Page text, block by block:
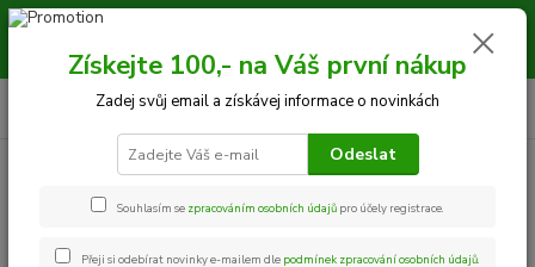
Milí zákazníci, kamarádi, objednávky vytvořené od 10.8 - 19.8.2026
budou expedovány 20.8.2026 z důvodu celofiremní dovolené. LOVU
ZDAR JMFshop.cz
CZK
Hledat
+420 534 534 863
Získejte 100,- na Váš první nákup
Zadej svůj email a získávej informace o novinkách
Odeslat
Souhlasím se zpracováním osobních údajů pro účely registrace.
Přeji si odebírat novinky e-mailem dle podmínek zpracování osobních údajů.